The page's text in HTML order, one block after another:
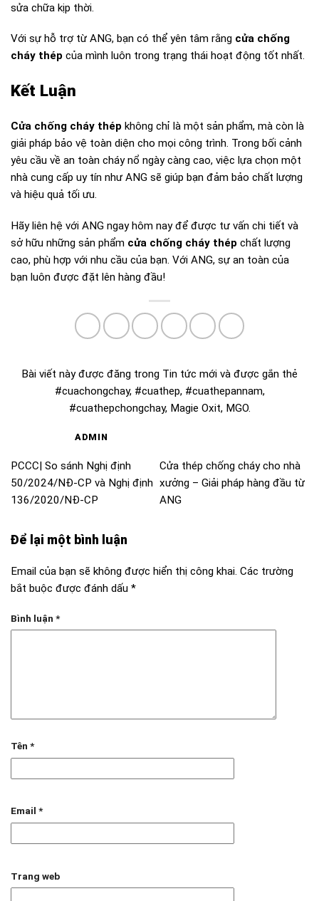
sửa chữa kịp thời.
Với sự hỗ trợ từ ANG, bạn có thể yên tâm rằng cửa chống
cháy thép của mình luôn trong trạng thái hoạt động tốt nhất.
Kết Luận
Cửa chống cháy thép không chỉ là một sản phẩm, mà còn là
giải pháp bảo vệ toàn diện cho mọi công trình. Trong bối cảnh
yêu cầu về an toàn cháy nổ ngày càng cao, việc lựa chọn một
nhà cung cấp uy tín như ANG sẽ giúp bạn đảm bảo chất lượng
và hiệu quả tối ưu.
Hãy liên hệ với ANG ngay hôm nay để được tư vấn chi tiết và
sở hữu những sản phẩm cửa chống cháy thép chất lượng
cao, phù hợp với nhu cầu của bạn. Với ANG, sự an toàn của
bạn luôn được đặt lên hàng đầu!
Bài viết này được đăng trong Tin tức mới và được gắn thẻ
#cuachongchay, #cuathep, #cuathepannam,
#cuathepchongchay, Magie Oxit, MGO.
ADMIN
PCCC| So sánh Nghị định
50/2024/NĐ-CP và Nghị định
136/2020/NĐ-CP
Cửa thép chống cháy cho nhà
xưởng – Giải pháp hàng đầu từ
ANG
Để lại một bình luận
Email của bạn sẽ không được hiển thị công khai. Các trường
bắt buộc được đánh dấu *
Bình luận *
Tên *
Email *
Trang web